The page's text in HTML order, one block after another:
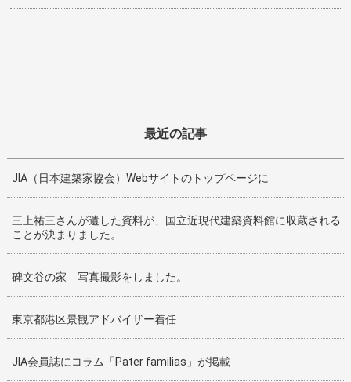
最近の記事
JIA（日本建築家協会）Webサイトのトップページに
三上祐三さんが遺した資料が、国立近現代建築資料館に収蔵される
ことが決まりました。
碑文谷の家 写真撮影をしました。
東京都港区景観アドバイザー着任
JIA会員誌にコラム「Pater familias」が掲載